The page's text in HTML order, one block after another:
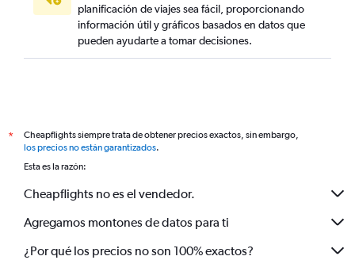
planificación de viajes sea fácil, proporcionando
información útil y gráficos basados en datos que
pueden ayudarte a tomar decisiones.
*
Cheapflights siempre trata de obtener precios exactos, sin embargo,
los precios no están garantizados.
Esta es la razón:
Cheapflights no es el vendedor.
Agregamos montones de datos para ti
¿Por qué los precios no son 100% exactos?